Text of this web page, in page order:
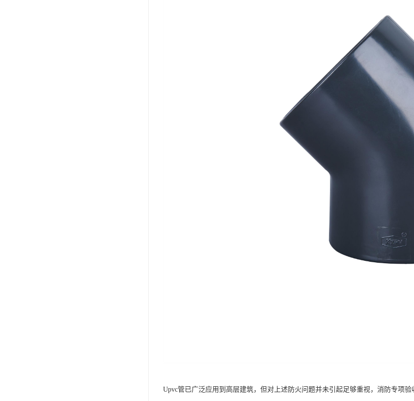
Upvc管已广泛应用到高层建筑，但对上述防火问题并未引起足够重视，消防专项